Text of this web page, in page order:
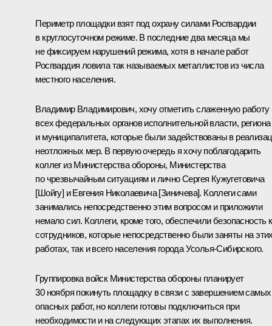
Периметр площадки взят под охрану силами Росгвардии
в круглосуточном режиме. В последние два месяца мы
не фиксируем нарушений режима, хотя в начале работ
Росгвардия ловила так называемых металлистов из числа
местного населения.
Владимир Владимирович, хочу отметить слаженную работу
всех федеральных органов исполнительной власти, региона
и муниципалитета, которые были задействованы в
неотложных мер. В первую очередь я хочу поблагодарить
коллег из Министерства обороны, Министерства
по чрезвычайным ситуациям и лично Сергея Кужугетовича
[Шойгу] и Евгения Николаевича [Зиничева]. Коллеги сами
занимались непосредственно этим вопросом и приложили
немало сил. Коллеги, кроме того, обеспечили безопасность
сотрудников, которые непосредственно были заняты на
работах, так и всего населения города Усолья-Сибирского.
Группировка войск Министерства обороны планирует
30 ноября покинуть площадку в связи с завершением самых
опасных работ, но коллеги готовы подключиться при
необходимости и на следующих этапах их выполнения.